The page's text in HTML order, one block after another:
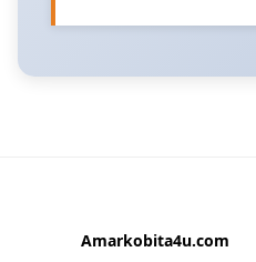
Amarkobita4u.com